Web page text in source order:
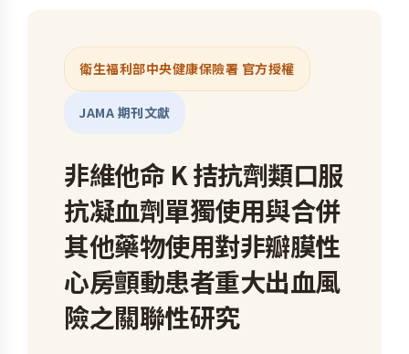
衛生福利部中央健康保險署 官方授權
JAMA 期刊文獻
非維他命 K 拮抗劑類口服
抗凝血劑單獨使用與合併
其他藥物使用對非瓣膜性
心房顫動患者重大出血風
險之關聯性研究